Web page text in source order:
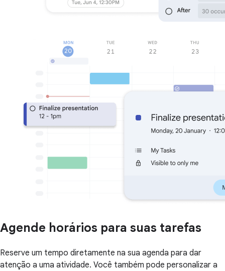
Agende horários para suas tarefas
Reserve um tempo diretamente na sua agenda para dar
atenção a uma atividade. Você também pode personalizar a